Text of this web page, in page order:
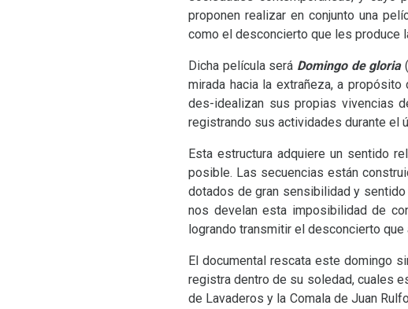
proponen realizar en conjunto una
como el desconcierto que les produce
Dicha película será Domingo de gloria
mirada hacia la extrañeza, a
des-idealizan sus propias vivencias
registrando sus actividades durante el
Esta estructura adquiere un sentido
posible. Las secuencias están
dotados de gran sensibilidad y
nos develan esta imposibilidad de
logrando transmitir el desconcierto
El documental rescata este domingo
registra dentro de su soledad, cuales
de Lavaderos y la Comala de Juan